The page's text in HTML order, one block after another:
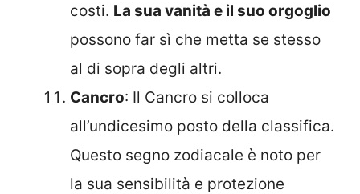
costi. La sua vanità e il suo orgoglio
possono far sì che metta se stesso
al di sopra degli altri.
Cancro: Il Cancro si colloca
all’undicesimo posto della classifica.
Questo segno zodiacale è noto per
la sua sensibilità e protezione